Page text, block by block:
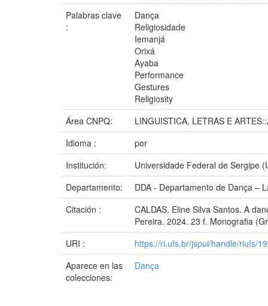
Palabras clave
:
Dança
Religiosidade
Iemanjá
Orixá
Ayaba
Performance
Gestures
Religiosity
Área CNPQ:
LINGUISTICA, LETRAS E
Idioma :
por
Institución:
Universidade Federal de Sergipe
Departamento:
DDA - Departamento de Dança –
Citación :
CALDAS, Eline Silva Santos. A
Pereira. 2024. 23 f. Monografia
URI :
https://ri.ufs.br/jspui/handle/riufs/
Aparece en las
colecciones:
Dança